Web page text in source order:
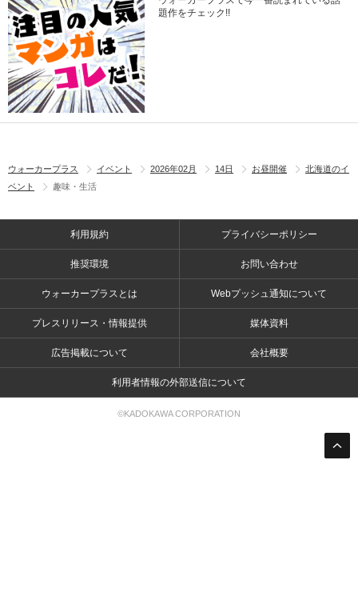
題作をチェック!!
ウォーカープラス イベント 2026年02月 14日 お昼開催
北海道のイ
ベント
趣味・生活
利用規約 プライバシーポリシー
推奨環境 お問い合わせ
ウォーカープラスとは Webプッシュ通知について
プレスリリース・情報提供 媒体資料
広告掲載について 会社概要
利用者情報の外部送信について
©KADOKAWA CORPORATION